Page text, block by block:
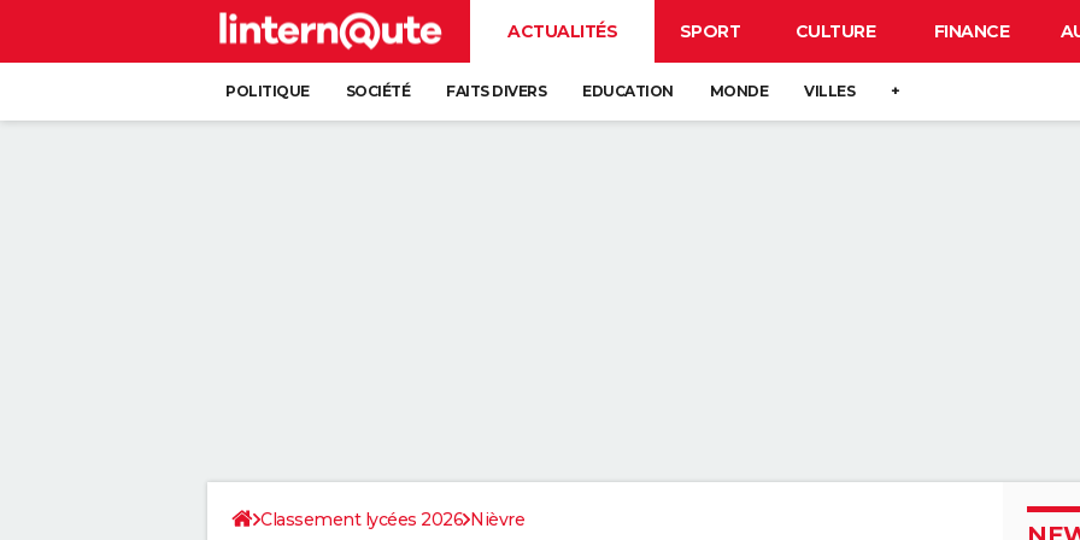
ACTUALITÉS SPORT CULTURE FINANCE
POLITIQUE SOCIÉTÉ FAITS DIVERS EDUCATION MONDE VILLES +
Classement lycées 2026 Nièvre